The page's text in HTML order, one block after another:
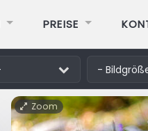
PREISE
Zoom